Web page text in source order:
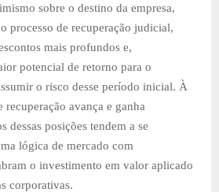
sobre o destino da empresa,
processo de recuperação judicial,
mais profundos e,
potencial de retorno para o
o risco desse período inicial. À
avança e ganha
dessas posições tendem a se
lógica de mercado com
o investimento em valor aplicado
corporativas.